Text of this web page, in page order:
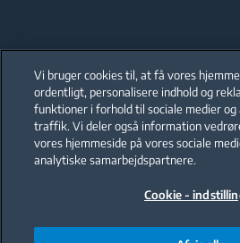
Opvask
Indbyggede
Små
Indbyggede
Vasketøj
Indbygningsvaske-/
Our parent company, Beko has 55,000
with its global operations through its
production facilities in
(i.e. Türkiye, UK, Italy, Romania, Slovakia,
Pakistan, India, Bangladesh,
Beko became the largest white goods
are home to over 2,300 researchers
Vi bruger cookies til, at få vores
ordentligt, personalisere indhold og
funktioner i forhold til sociale medier og
traffik. Vi deler også information
vores hjemmeside på vores sociale
analytiske samarbejdspartnere.
Cookie -